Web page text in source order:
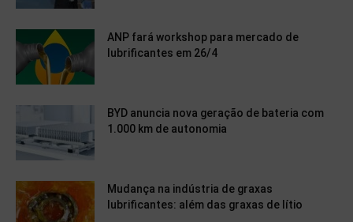
ANP fará workshop para mercado de
lubrificantes em 26/4
BYD anuncia nova geração de bateria com
1.000 km de autonomia
Mudança na indústria de graxas
lubrificantes: além das graxas de lítio